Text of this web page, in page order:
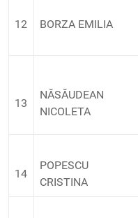
12 BORZA EMILIA
13
NĂSĂUDEAN
NICOLETA
14
POPESCU
CRISTINA